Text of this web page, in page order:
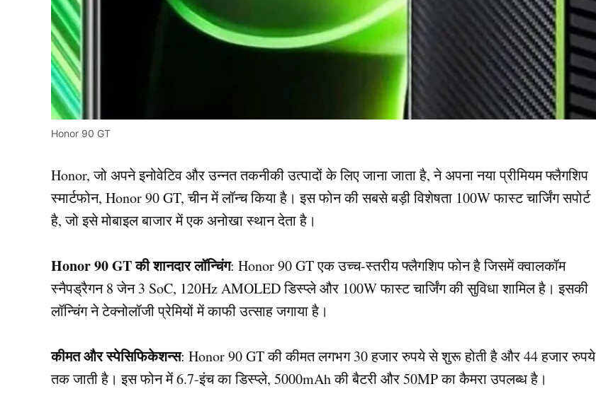
Honor 90 GT
Honor, जो अपने इनोवेटिव और उन्नत तकनीकी उत्पादों के लिए जाना जाता है, ने अपना नया प्रीमियम फ्लैगशिप
स्मार्टफोन, Honor 90 GT, चीन में लॉन्च किया है। इस फोन की सबसे बड़ी विशेषता 100W फास्ट चार्जिंग सपोर्ट
है, जो इसे मोबाइल बाजार में एक अनोखा स्थान देता है।
Honor 90 GT की शानदार लॉन्चिंग: Honor 90 GT एक उच्च-स्तरीय फ्लैगशिप फोन है जिसमें क्वालकॉम
स्नैपड्रैगन 8 जेन 3 SoC, 120Hz AMOLED डिस्प्ले और 100W फास्ट चार्जिंग की सुविधा शामिल है। इसकी
लॉन्चिंग ने टेक्नोलॉजी प्रेमियों में काफी उत्साह जगाया है।
कीमत और स्पेसिफिकेशन्स: Honor 90 GT की कीमत लगभग 30 हजार रुपये से शुरू होती है और 44 हजार रुपये
तक जाती है। इस फोन में 6.7-इंच का डिस्प्ले, 5000mAh की बैटरी और 50MP का कैमरा उपलब्ध है।